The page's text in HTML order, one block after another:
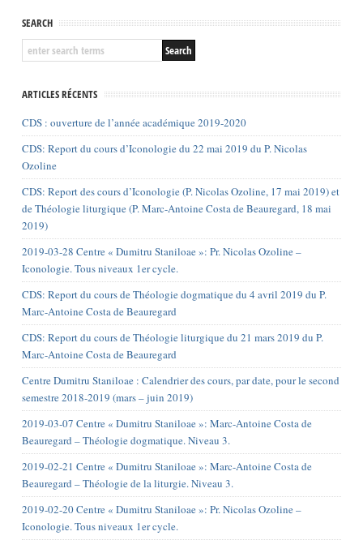
SEARCH
ARTICLES RÉCENTS
CDS : ouverture de l’année académique 2019-2020
CDS: Report du cours d’Iconologie du 22 mai 2019 du P. Nicolas
Ozoline
CDS: Report des cours d’Iconologie (P. Nicolas Ozoline, 17 mai 2019) et
de Théologie liturgique (P. Marc-Antoine Costa de Beauregard, 18 mai
2019)
2019-03-28 Centre « Dumitru Staniloae »: Pr. Nicolas Ozoline –
Iconologie. Tous niveaux 1er cycle.
CDS: Report du cours de Théologie dogmatique du 4 avril 2019 du P.
Marc-Antoine Costa de Beauregard
CDS: Report du cours de Théologie liturgique du 21 mars 2019 du P.
Marc-Antoine Costa de Beauregard
Centre Dumitru Staniloae : Calendrier des cours, par date, pour le second
semestre 2018-2019 (mars – juin 2019)
2019-03-07 Centre « Dumitru Staniloae »: Marc-Antoine Costa de
Beauregard – Théologie dogmatique. Niveau 3.
2019-02-21 Centre « Dumitru Staniloae »: Marc-Antoine Costa de
Beauregard – Théologie de la liturgie. Niveau 3.
2019-02-20 Centre « Dumitru Staniloae »: Pr. Nicolas Ozoline –
Iconologie. Tous niveaux 1er cycle.